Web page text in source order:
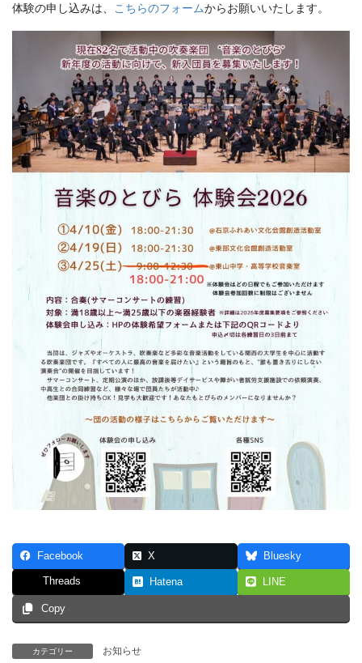
体験の申し込みは、 こちらのフォームからお願いいたします。
Facebook X Bluesky
Threads Hatena LINE
Copy
カテゴリー お知らせ